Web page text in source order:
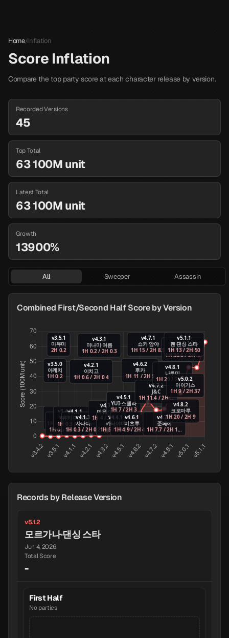
Home/Inflation
Score Inflation
Compare the top party score at each character release by version.
Recorded Versions
45
Top Total
63 100M unit
Latest Total
63 100M unit
Growth
13900%
All Sweeper Assassin
Combined First/Second Half Score by Version
Records by Release Version
v5.1.2
모르가나·댄싱 스타
Jun 4, 2026
Total Score
-
First Half
No parties